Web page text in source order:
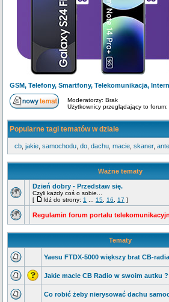
GSM, Telefony, Smartfony, Telekomunikacja,
Moderatorzy: Brak
Użytkownicy przeglądający to forum:
Popularne tagi tematów w dziale
cb jakie samochodu do dachu macie skaner,
Ważne tematy
Dzień dobry - Przedstaw się.
Czyli każdy coś o sobie...
[
Idź do strony: 1 15 16 17 ]
Regulamin forum portalu
Tematy
Yaesu FTDX-5000 większy brat CB-radia
Jakie macie CB Radio w swoim autku
Co robić żeby nierysować dachu